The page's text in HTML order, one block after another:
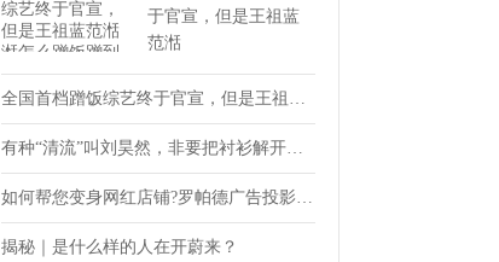
于官宣，但是王祖蓝
范湉
全国首档蹭饭综艺终于官宣，但是王祖蓝范湉
有种“清流”叫刘昊然，非要把衬衫解开露出
如何帮您变身网红店铺?罗帕德广告投影灯来
揭秘｜是什么样的人在开蔚来？